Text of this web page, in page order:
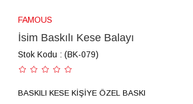
FAMOUS
İsim Baskılı Kese Balayı
Stok Kodu (BK-079)
BASKILI KESE KİŞİYE ÖZEL BASKI